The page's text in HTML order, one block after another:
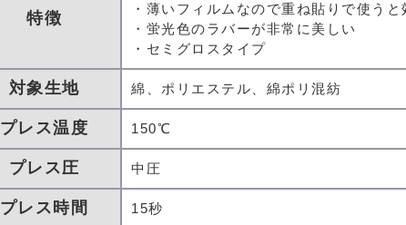
特徴
・薄いフィルムなので重ね貼りで使うと
・蛍光色のラバーが非常に美しい
・セミグロスタイプ
対象生地 綿、ポリエステル、綿ポリ混紡
プレス温度 150℃
プレス圧 中圧
プレス時間 15秒